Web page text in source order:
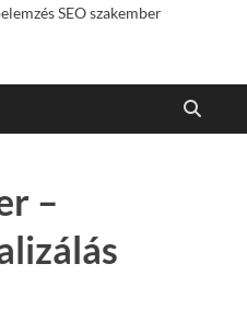
SEO szakember
–